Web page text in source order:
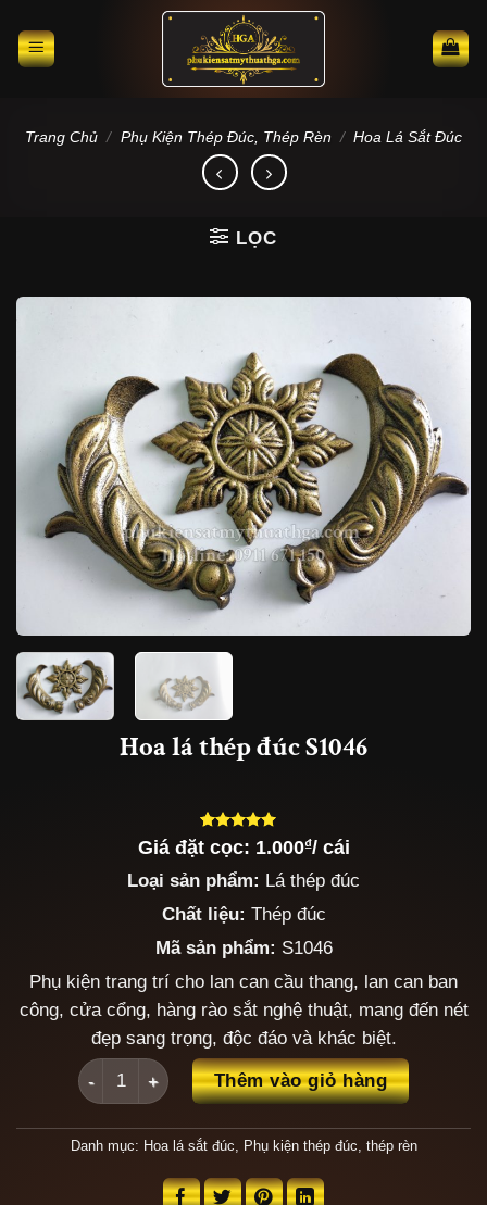
content
Trang Chủ / Phụ Kiện Thép Đúc, Thép Rèn / Hoa Lá Sắt Đúc
LỌC
Hoa lá thép đúc S1046
5.00trên 5
dựa trên
5
đánh giá
Giá đặt cọc: 1.000₫/ cái
Loại sản phẩm: Lá thép đúc
Chất liệu: Thép đúc
Mã sản phẩm: S1046
Phụ kiện trang trí cho lan can cầu thang, lan can ban
công, cửa cổng, hàng rào sắt nghệ thuật, mang đến nét
đẹp sang trọng, độc đáo và khác biệt.
Hoa lá thép đúc S1046 số lượng
Thêm vào giỏ hàng
Danh mục: Hoa lá sắt đúc, Phụ kiện thép đúc, thép rèn